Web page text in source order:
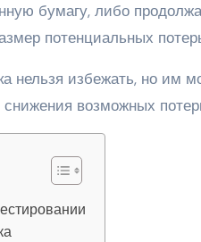
бумагу, либо
потенциальных
нельзя избежать, но им
снижения возможных